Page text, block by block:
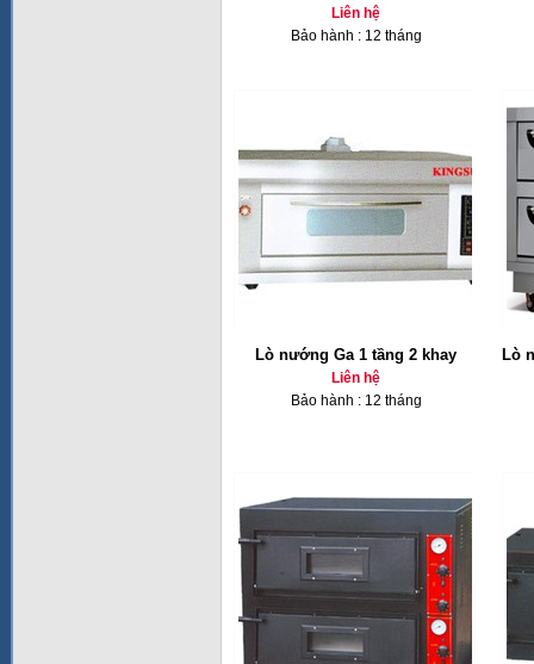
Liên hệ
Bảo hành : 12 tháng
Lò nướng Ga 1 tầng 2 khay
Liên hệ
Bảo hành : 12 tháng
Lò